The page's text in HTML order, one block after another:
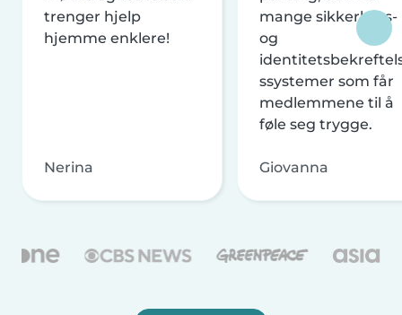
trenger hjelp
hjemme enklere!
Nerina
mange sikkerhets-
og
ssystemer som får
medlemmene til å
føle seg trygge.
Giovanna